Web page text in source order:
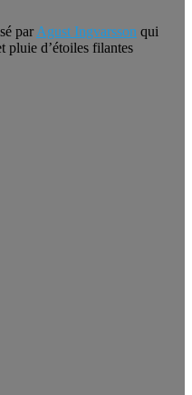
parAgust Ingvarsson qui
pluie d’étoiles filantes